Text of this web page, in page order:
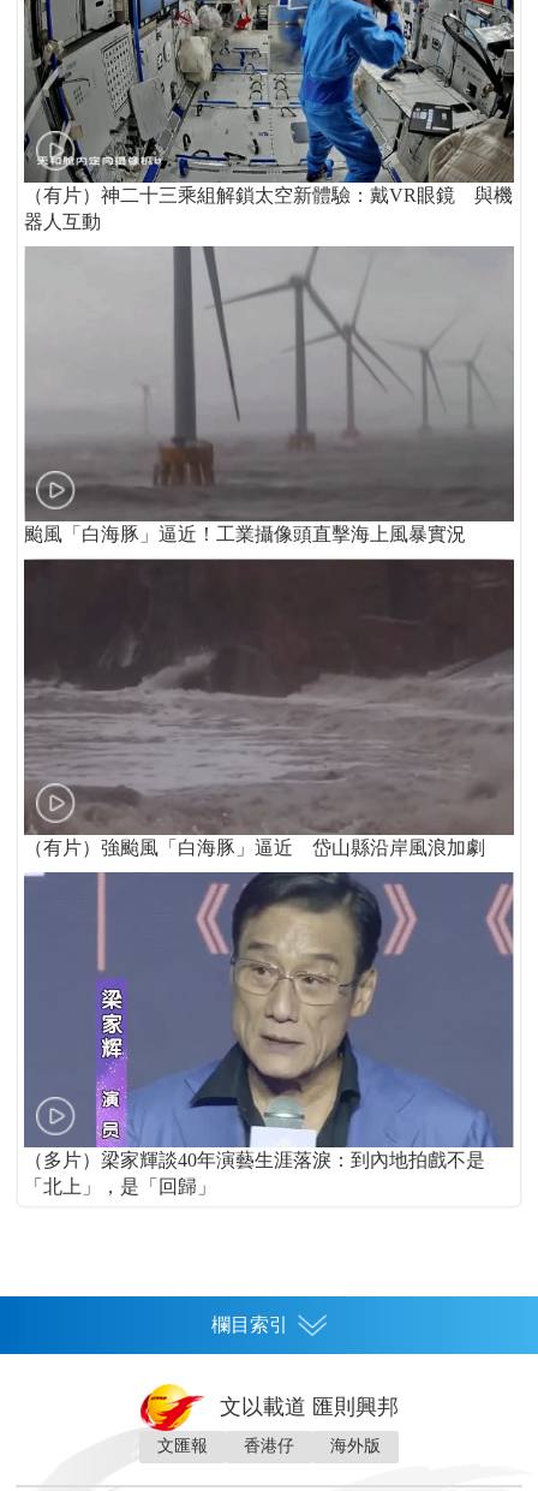
（有片）神二十三乘組解鎖太空新體驗：戴VR眼鏡 與機
器人互動
颱風「白海豚」逼近！工業攝像頭直擊海上風暴實況
（有片）強颱風「白海豚」逼近 岱山縣沿岸風浪加劇
（多片）梁家輝談40年演藝生涯落淚：到內地拍戲不是
「北上」，是「回歸」
欄目索引
灣區人
文以載道 匯則興邦
文匯報 香港仔 海外版